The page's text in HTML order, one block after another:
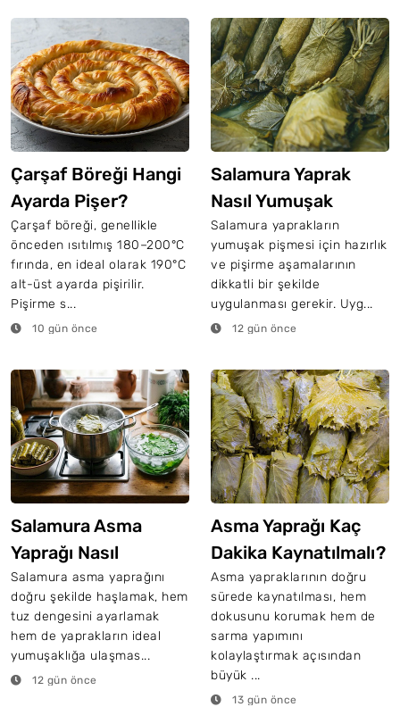
Çarşaf Böreği Hangi
Ayarda Pişer?
Çarşaf böreği, genellikle
önceden ısıtılmış 180–200°C
fırında, en ideal olarak 190°C
alt-üst ayarda pişirilir.
Pişirme s...
10 gün önce
Salamura Yaprak
Nasıl Yumuşak
Pişer?
Salamura yaprakların
yumuşak pişmesi için hazırlık
ve pişirme aşamalarının
dikkatli bir şekilde
uygulanması gerekir. Uyg...
12 gün önce
Salamura Asma
Yaprağı Nasıl
Haşlanır?
Salamura asma yaprağını
doğru şekilde haşlamak, hem
tuz dengesini ayarlamak
hem de yaprakların ideal
yumuşaklığa ulaşmas...
12 gün önce
Asma Yaprağı Kaç
Dakika Kaynatılmalı?
Asma yapraklarının doğru
sürede kaynatılması, hem
dokusunu korumak hem de
sarma yapımını
kolaylaştırmak açısından
büyük ...
13 gün önce